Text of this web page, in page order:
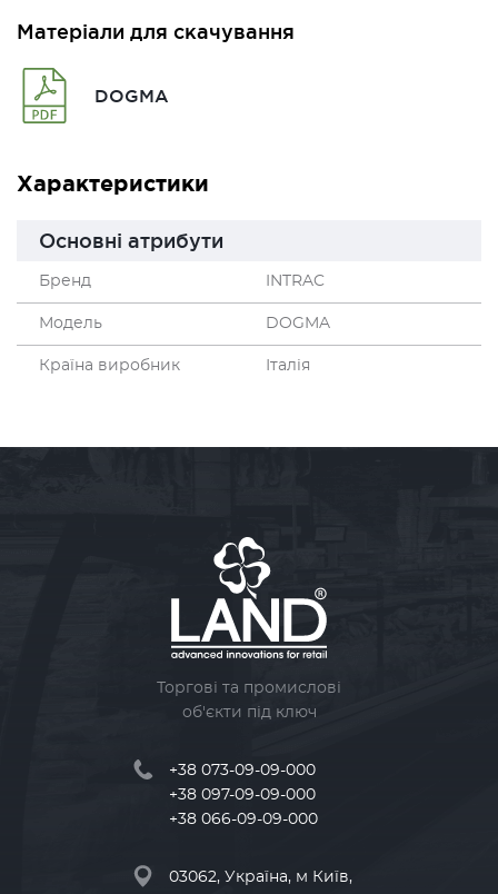
Матеріали для скачування
DOGMA
Характеристики
Основні атрибути
Бренд INTRAC
Модель DOGMA
Країна виробник Італія
Торгові та промислові
об'єкти під ключ
+38 073-09-09-000
+38 097-09-09-000
+38 066-09-09-000
03062, Україна, м Київ,